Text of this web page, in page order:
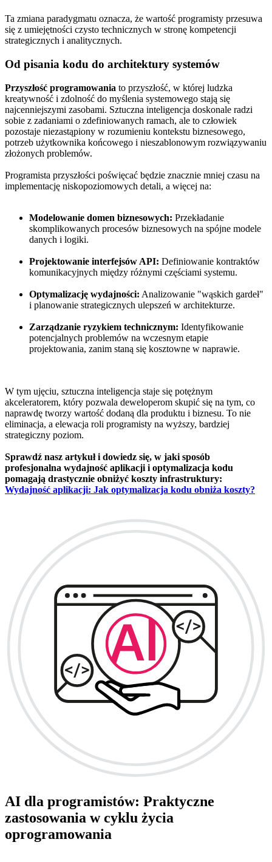
Ta zmiana paradygmatu oznacza, że wartość programisty przesuwa
się z umiejętności czysto technicznych w stronę kompetencji
strategicznych i analitycznych.
Od pisania kodu do architektury systemów
Przyszłość programowania to przyszłość, w której ludzka
kreatywność i zdolność do myślenia systemowego stają się
najcenniejszymi zasobami. Sztuczna inteligencja doskonale radzi
sobie z zadaniami o zdefiniowanych ramach, ale to człowiek
pozostaje niezastąpiony w rozumieniu kontekstu biznesowego,
potrzeb użytkownika końcowego i nieszablonowym rozwiązywaniu
złożonych problemów.
Programista przyszłości poświęcać będzie znacznie mniej czasu na
implementację niskopoziomowych detali, a więcej na:
Modelowanie domen biznesowych: Przekładanie
skomplikowanych procesów biznesowych na spójne modele
danych i logiki.
Projektowanie interfejsów API: Definiowanie kontraktów
komunikacyjnych między różnymi częściami systemu.
Optymalizację wydajności: Analizowanie "wąskich gardeł"
i planowanie strategicznych ulepszeń w architekturze.
Zarządzanie ryzykiem technicznym: Identyfikowanie
potencjalnych problemów na wczesnym etapie
projektowania, zanim staną się kosztowne w naprawie.
W tym ujęciu, sztuczna inteligencja staje się potężnym
akceleratorem, który pozwala deweloperom skupić się na tym, co
naprawdę tworzy wartość dodaną dla produktu i biznesu. To nie
eliminacja, a elewacja roli programisty na wyższy, bardziej
strategiczny poziom.
Sprawdź nasz artykuł i dowiedz się, w jaki sposób
profesjonalna wydajność aplikacji i optymalizacja kodu
pomagają drastycznie obniżyć koszty infrastruktury:
Wydajność aplikacji: Jak optymalizacja kodu obniża koszty?
AI dla programistów: Praktyczne
zastosowania w cyklu życia
oprogramowania